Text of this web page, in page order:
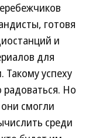
готовя
и
для
Такому успеху
радоваться. Но
смогли
среди